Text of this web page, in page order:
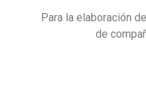
Para la elaboración
de